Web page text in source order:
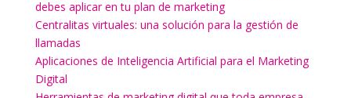
debes aplicar en tu plan de marketing
Centralitas virtuales: una solución para la gestión de
llamadas
Aplicaciones de Inteligencia Artificial para el Marketing
Digital